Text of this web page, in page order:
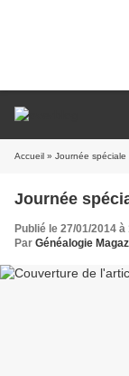
Accueil » Journée spéciale
Journée
Publié le 27/01/2014 à
Par Généalogie